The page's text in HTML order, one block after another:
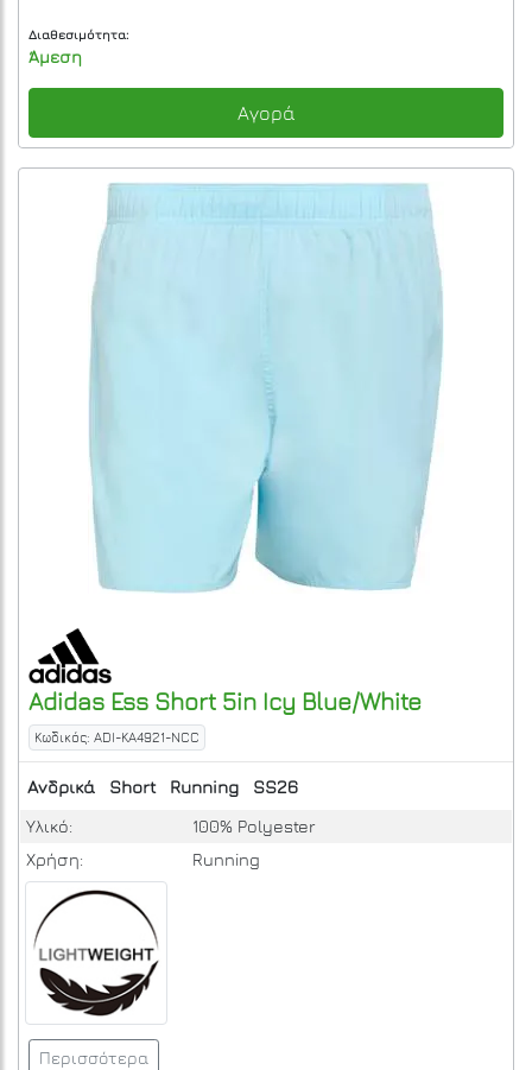
Διαθεσιμότητα:
Άμεση
Αγορά
Adidas Ess Short 5in Icy Blue/White
Κωδικός: ADI-KA4921-NCC
Ανδρικά Short Running
SS26
Υλικό:
100% Polyester
Χρήση:
Running
Περισσότερα